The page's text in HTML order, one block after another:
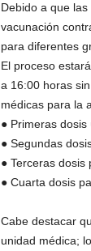
Debido a que
vacunación
para diferentes
El proceso
a 16:00 horas
médicas para la
● Primeras
● Segundas
● Terceras dosis
● Cuarta dosis
Cabe destacar
unidad médica;